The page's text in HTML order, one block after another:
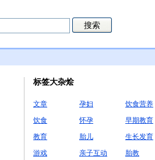
标签大杂烩
文章 孕妇
饮食营养
饮食
怀孕
早期教育
教育
胎儿
生长发育
游戏
亲子互动
胎教